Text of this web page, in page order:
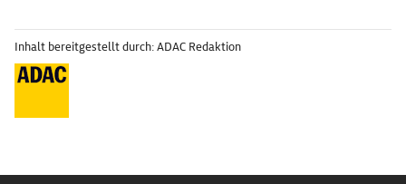
Inhalt bereitgestellt durch: ADAC Redaktion